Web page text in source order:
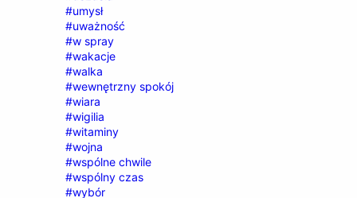
#umysł
#uważność
#w spray
#wakacje
#walka
#wewnętrzny spokój
#wiara
#wigilia
#witaminy
#wojna
#wspólne chwile
#wspólny czas
#wybór